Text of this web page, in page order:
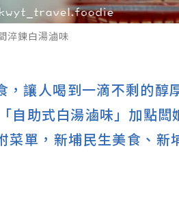
淬鍊白湯滷味
讓人喝到一滴不剩的醇
自助式白湯滷味」加點
單，新埔民生美食、新